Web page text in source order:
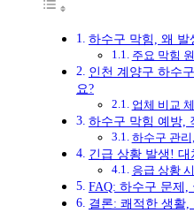
하수구 막힘, 왜 발
주요 막힘
인천 계양구 하수
요?
업체 비교
하수구 막힘 예방,
하수구 관
긴급 상황 발생! 대
응급 상황
FAQ: 하수구 문제,
결론: 쾌적한 생활,